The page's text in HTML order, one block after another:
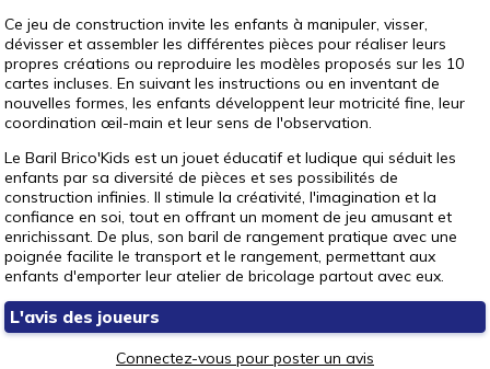
Ce jeu de construction invite les enfants à manipuler, visser,
dévisser et assembler les différentes pièces pour réaliser leurs
propres créations ou reproduire les modèles proposés sur les 10
cartes incluses. En suivant les instructions ou en inventant de
nouvelles formes, les enfants développent leur motricité fine, leur
coordination œil-main et leur sens de l'observation.
Le Baril Brico'Kids est un jouet éducatif et ludique qui séduit les
enfants par sa diversité de pièces et ses possibilités de
construction infinies. Il stimule la créativité, l'imagination et la
confiance en soi, tout en offrant un moment de jeu amusant et
enrichissant. De plus, son baril de rangement pratique avec une
poignée facilite le transport et le rangement, permettant aux
enfants d'emporter leur atelier de bricolage partout avec eux.
L'avis des joueurs
Connectez-vous pour poster un avis